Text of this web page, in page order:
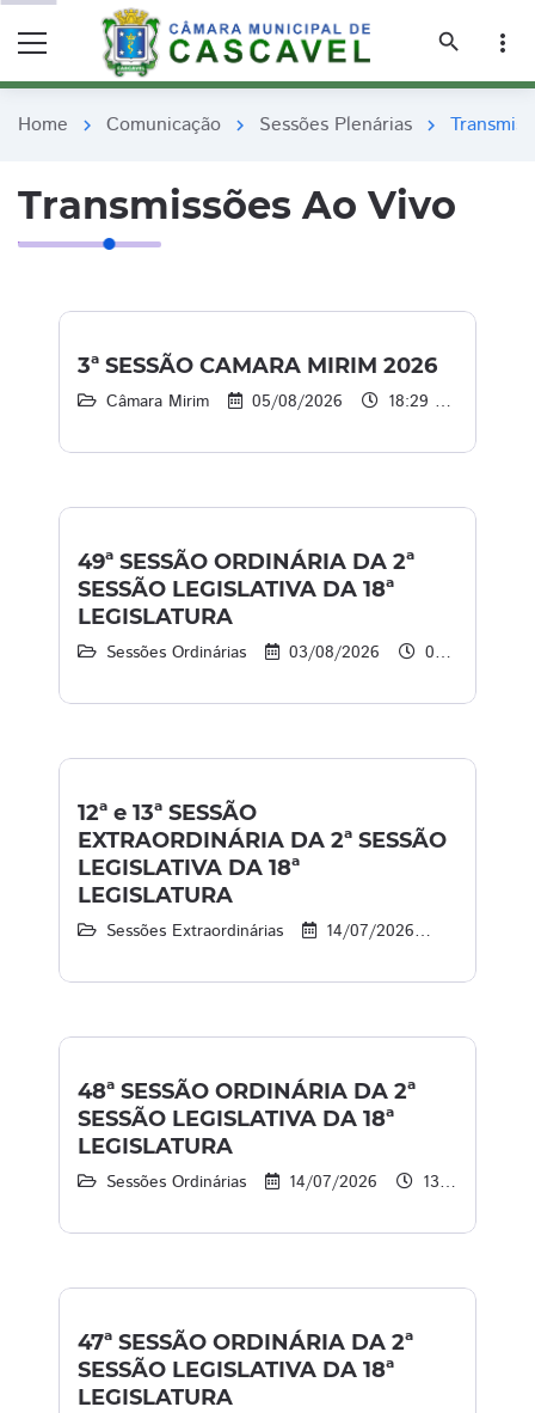
search
more_vert
Home chevron_right Comunicação chevron_right Sessões Plenárias chevron_right
Transmissões Ao Vivo
3ª SESSÃO CAMARA MIRIM 2026
Câmara Mirim 05/08/2026 18:29 às 21:29
49ª SESSÃO ORDINÁRIA DA 2ª
SESSÃO LEGISLATIVA DA 18ª
LEGISLATURA
Sessões Ordinárias 03/08/2026 08:45 às 12:00
12ª e 13ª SESSÃO
EXTRAORDINÁRIA DA 2ª SESSÃO
LEGISLATIVA DA 18ª
LEGISLATURA
Sessões Extraordinárias 14/07/2026
48ª SESSÃO ORDINÁRIA DA 2ª
SESSÃO LEGISLATIVA DA 18ª
LEGISLATURA
Sessões Ordinárias 14/07/2026 13:45 às 15:30
47ª SESSÃO ORDINÁRIA DA 2ª
SESSÃO LEGISLATIVA DA 18ª
LEGISLATURA